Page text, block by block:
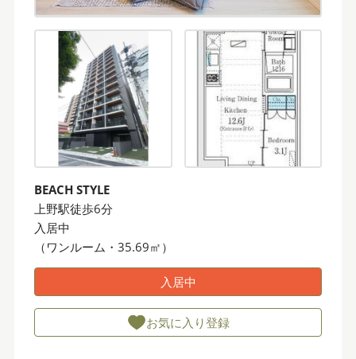
BEACH STYLE
上野駅徒歩6分
入居中
（ワンルーム・35.69㎡）
入居中
お気に入り登録